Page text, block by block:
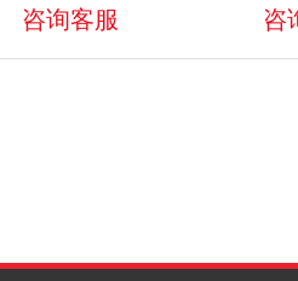
咨询客服 咨